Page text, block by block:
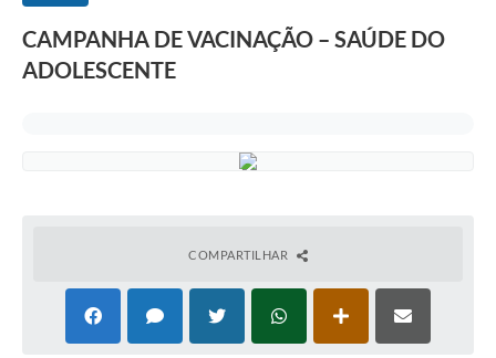
CAMPANHA DE VACINAÇÃO – SAÚDE DO
ADOLESCENTE
COMPARTILHAR